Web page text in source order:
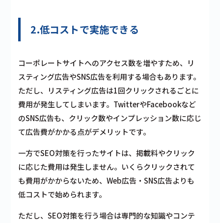
2.低コストで実施できる
コーポレートサイトへのアクセス数を増やすため、リ
スティング広告やSNS広告を利用する場合もあります。
ただし、リスティング広告は1回クリックされるごとに
費用が発生してしまいます。TwitterやFacebookなど
のSNS広告も、クリック数やインプレッション数に応じ
て広告費がかかる点がデメリットです。
一方でSEO対策を行ったサイトは、掲載料やクリック
に応じた費用は発生しません。いくらクリックされて
も費用がかからないため、Web広告・SNS広告よりも
低コストで始められます。
ただし、SEO対策を行う場合は専門的な知識やコンテ